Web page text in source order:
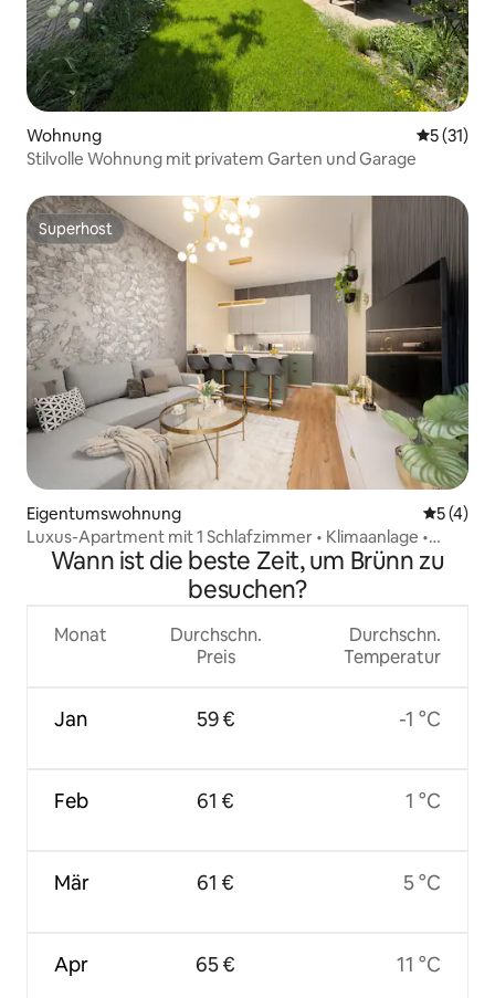
Wohnung
5 (31)
Stilvolle Wohnung mit privatem Garten und Garage
Superhost
Superhost
Eigentumswohnung
5 (4)
Luxus-Apartment mit 1 Schlafzimmer • Klimaanlage •
Terrasse • 15 Minuten zum Zentrum
Wann ist die beste Zeit, um Brünn zu
besuchen?
Monat
Jan
Feb
Mär
Apr
Durchschn.
Preis
59 €
61 €
61 €
65 €
Durchschn.
Temperatur
-1 °C
1 °C
5 °C
11 °C